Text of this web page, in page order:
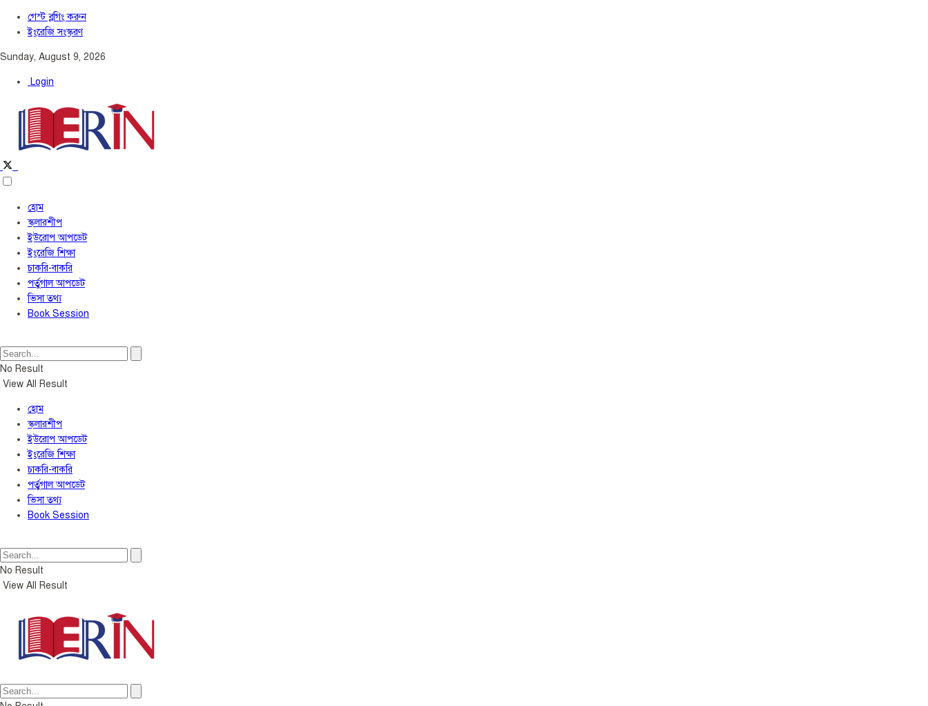
গেস্ট ব্লগিং করুন
ইংরেজি সংস্করণ
Sunday, August 9, 2026
Login
হোম
স্কলারশীপ
ইউরোপ আপডেট
ইংরেজি শিক্ষা
চাকরি-বাকরি
পর্তুগাল আপডেট
ভিসা তথ্য
Book Session
No Result
View All Result
হোম
স্কলারশীপ
ইউরোপ আপডেট
ইংরেজি শিক্ষা
চাকরি-বাকরি
পর্তুগাল আপডেট
ভিসা তথ্য
Book Session
No Result
View All Result